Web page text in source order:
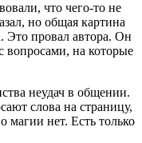
что чего-то не
но общая картина
Это провал автора. Он
вопросами, на которые
неудач в общении.
слова на страницу,
магии нет. Есть только